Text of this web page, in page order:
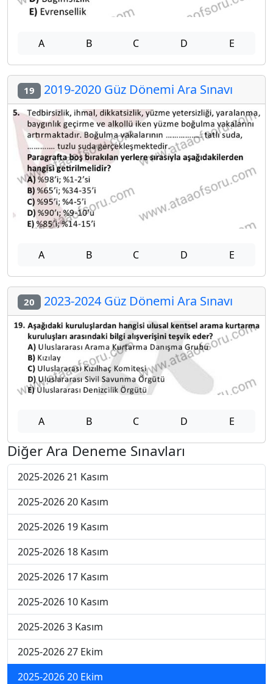
A B C D E
19 2019-2020 Güz Dönemi Ara Sınavı
A B C D E
20 2023-2024 Güz Dönemi Ara Sınavı
A B C D E
Diğer Ara Deneme Sınavları
2025-2026 21 Kasım
2025-2026 20 Kasım
2025-2026 19 Kasım
2025-2026 18 Kasım
2025-2026 17 Kasım
2025-2026 10 Kasım
2025-2026 3 Kasım
2025-2026 27 Ekim
2025-2026 20 Ekim